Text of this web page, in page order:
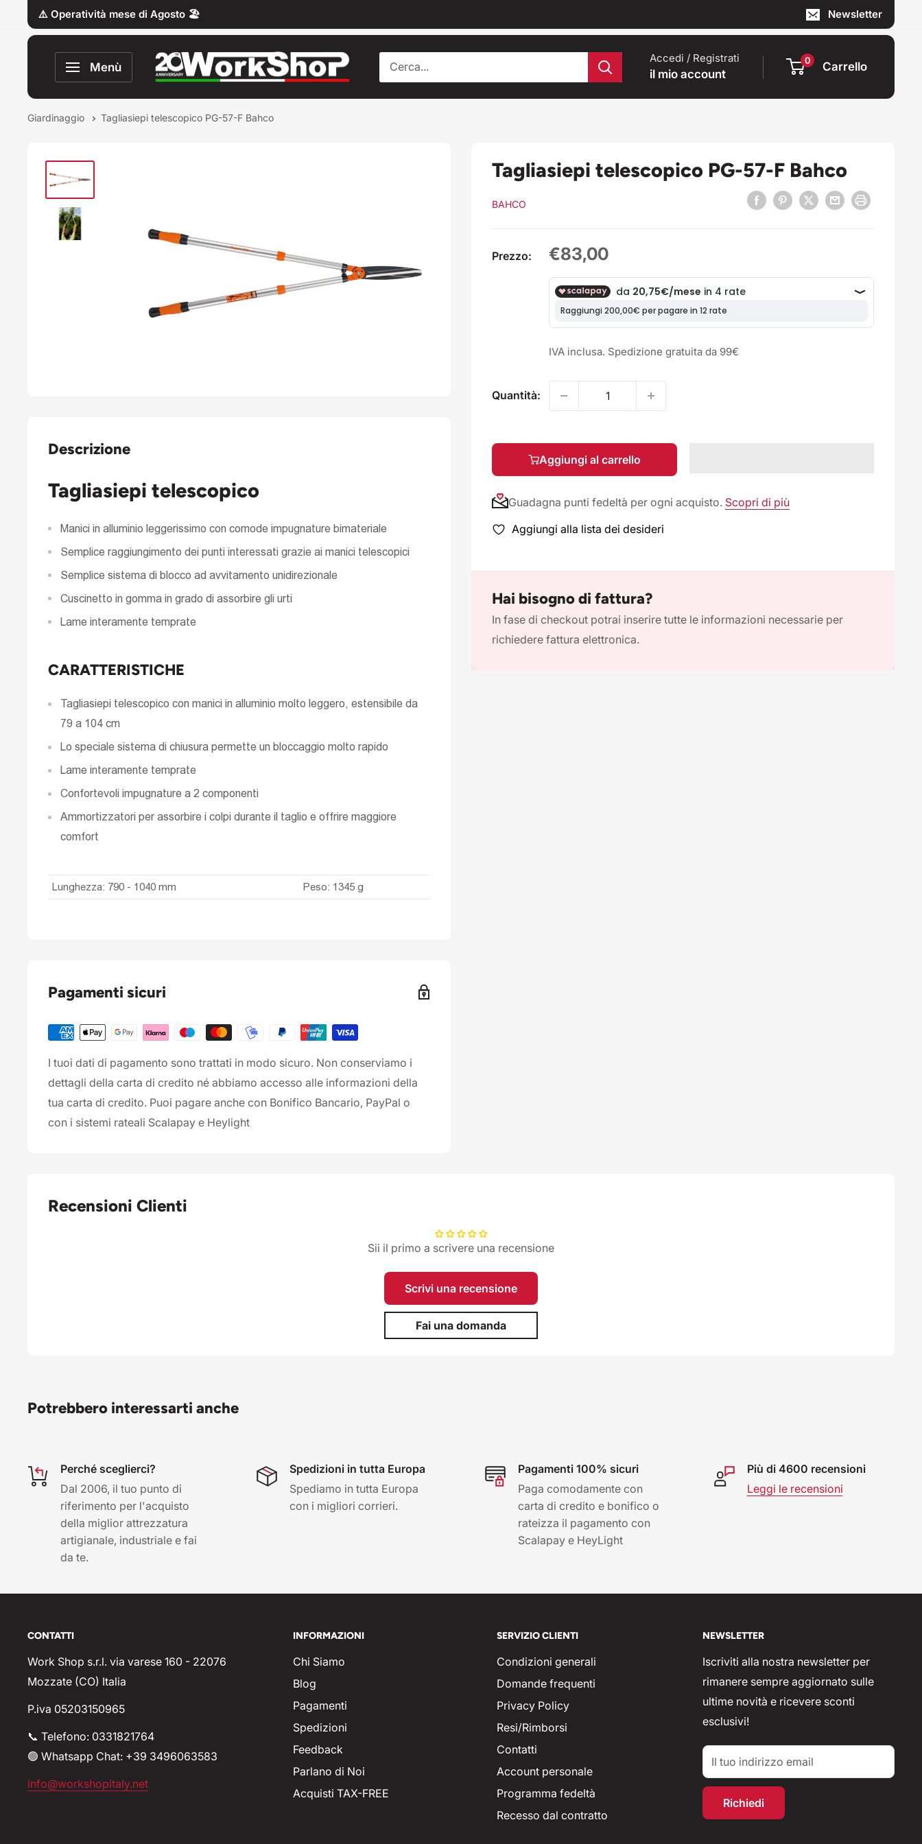
⚠️ Operatività mese di Agosto 🏖️ Newsletter
Menù
Work
Shop
Italy
Accedi / Registrati
il mio account
0 Carrello
Giardinaggio Tagliasiepi telescopico PG-57-F Bahco
Tagliasiepi telescopico PG-57-F Bahco
BAHCO
Prezzo:
Prezzo
€83,00
IVA inclusa. Spedizione gratuita da 99€
Quantità:
Aggiungi al carrello
Guadagna punti fedeltà per ogni acquisto. Scopri di più
Aggiungi alla lista dei desideri
Hai bisogno di fattura?
In fase di checkout potrai inserire tutte le informazioni necessarie per
richiedere fattura elettronica.
Descrizione
Tagliasiepi telescopico
Manici in alluminio leggerissimo con comode impugnature bimateriale
Semplice raggiungimento dei punti interessati grazie ai manici telescopici
Semplice sistema di blocco ad avvitamento unidirezionale
Cuscinetto in gomma in grado di assorbire gli urti
Lame interamente temprate
CARATTERISTICHE
Tagliasiepi telescopico con manici in alluminio molto leggero, estensibile da
79 a 104 cm
Lo speciale sistema di chiusura permette un bloccaggio molto rapido
Lame interamente temprate
Confortevoli impugnature a 2 componenti
Ammortizzatori per assorbire i colpi durante il taglio e offrire maggiore
comfort
Lunghezza: 790 - 1040 mm Peso: 1345 g
Pagamenti sicuri
I tuoi dati di pagamento sono trattati in modo sicuro. Non conserviamo i
dettagli della carta di credito né abbiamo accesso alle informazioni della
tua carta di credito. Puoi pagare anche con Bonifico Bancario, PayPal o
con i sistemi rateali Scalapay e Heylight
Recensioni Clienti
Sii il primo a scrivere una recensione
Scrivi una recensione
Fai una domanda
Potrebbero interessarti anche
Perché sceglierci?
Dal 2006, il tuo punto di
riferimento per l'acquisto
della miglior attrezzatura
artigianale, industriale e fai
da te.
Spedizioni in tutta Europa
Spediamo in tutta Europa
con i migliori corrieri.
Pagamenti 100% sicuri
Paga comodamente con
carta di credito e bonifico o
rateizza il pagamento con
Scalapay e HeyLight
Più di 4600 recensioni
Leggi le recensioni
CONTATTI
Work Shop s.r.l. via varese 160 - 22076
Mozzate (CO) Italia
P.iva 05203150965
📞 Telefono: 0331821764
🟢 Whatsapp Chat: +39 3496063583
info@workshopitaly.net
INFORMAZIONI
Chi Siamo
Blog
Pagamenti
Spedizioni
Feedback
Parlano di Noi
Acquisti TAX-FREE
SERVIZIO CLIENTI
Condizioni generali
Domande frequenti
Privacy Policy
Resi/Rimborsi
Contatti
Account personale
Programma fedeltà
Recesso dal contratto
NEWSLETTER
Iscriviti alla nostra newsletter per
rimanere sempre aggiornato sulle
ultime novità e ricevere sconti
esclusivi!
Il tuo indirizzo email
Richiedi